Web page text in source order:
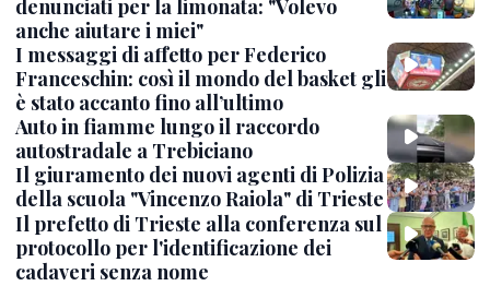
denunciati per la limonata: "Volevo
anche aiutare i miei"
I messaggi di affetto per Federico
Franceschin: così il mondo del basket gli
è stato accanto fino all’ultimo
Auto in fiamme lungo il raccordo
autostradale a Trebiciano
Il giuramento dei nuovi agenti di Polizia
della scuola "Vincenzo Raiola" di Trieste
Il prefetto di Trieste alla conferenza sul
protocollo per l'identificazione dei
cadaveri senza nome